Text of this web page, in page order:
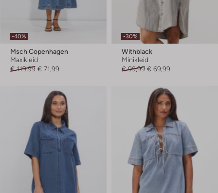
-40%
Msch Copenhagen
Maxikleid
€ 119,99 € 71,99
-30%
Withblack
Minikleid
€ 99,99 € 69,99